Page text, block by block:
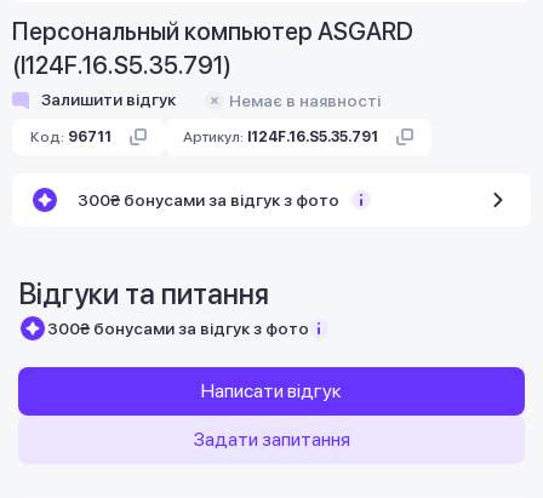
Персональный компьютер ASGARD
(I124F.16.S5.35.791)
Залишити відгук Немає в наявності
Код: 96711 Артикул: I124F.16.S5.35.791
300₴ бонусами за відгук з фото
Відгуки та питання
300₴ бонусами за відгук з фото
Написати відгук
Задати запитання